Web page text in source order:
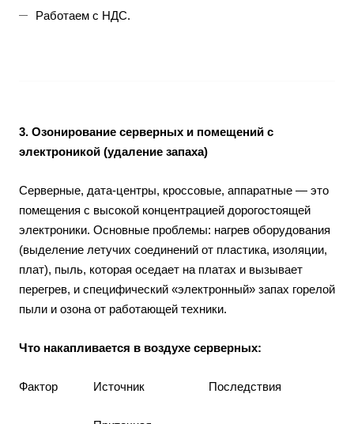
Работаем с НДС.
3. Озонирование серверных и помещений с
электроникой (удаление запаха)
Серверные, дата-центры, кроссовые, аппаратные — это
помещения с высокой концентрацией дорогостоящей
электроники. Основные проблемы: нагрев оборудования
(выделение летучих соединений от пластика, изоляции,
плат), пыль, которая оседает на платах и вызывает
перегрев, и специфический «электронный» запах горелой
пыли и озона от работающей техники.
Что накапливается в воздухе серверных:
Фактор Источник Последствия